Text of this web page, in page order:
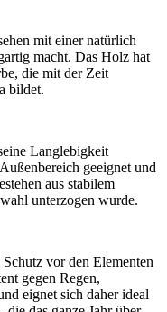
mit einer natürlich
macht. Das Holz hat
die mit der Zeit
bildet.
Langlebigkeit
geeignet und
aus stabilem
unterzogen wurde.
vor den Elementen
gegen Regen,
eignet sich daher ideal